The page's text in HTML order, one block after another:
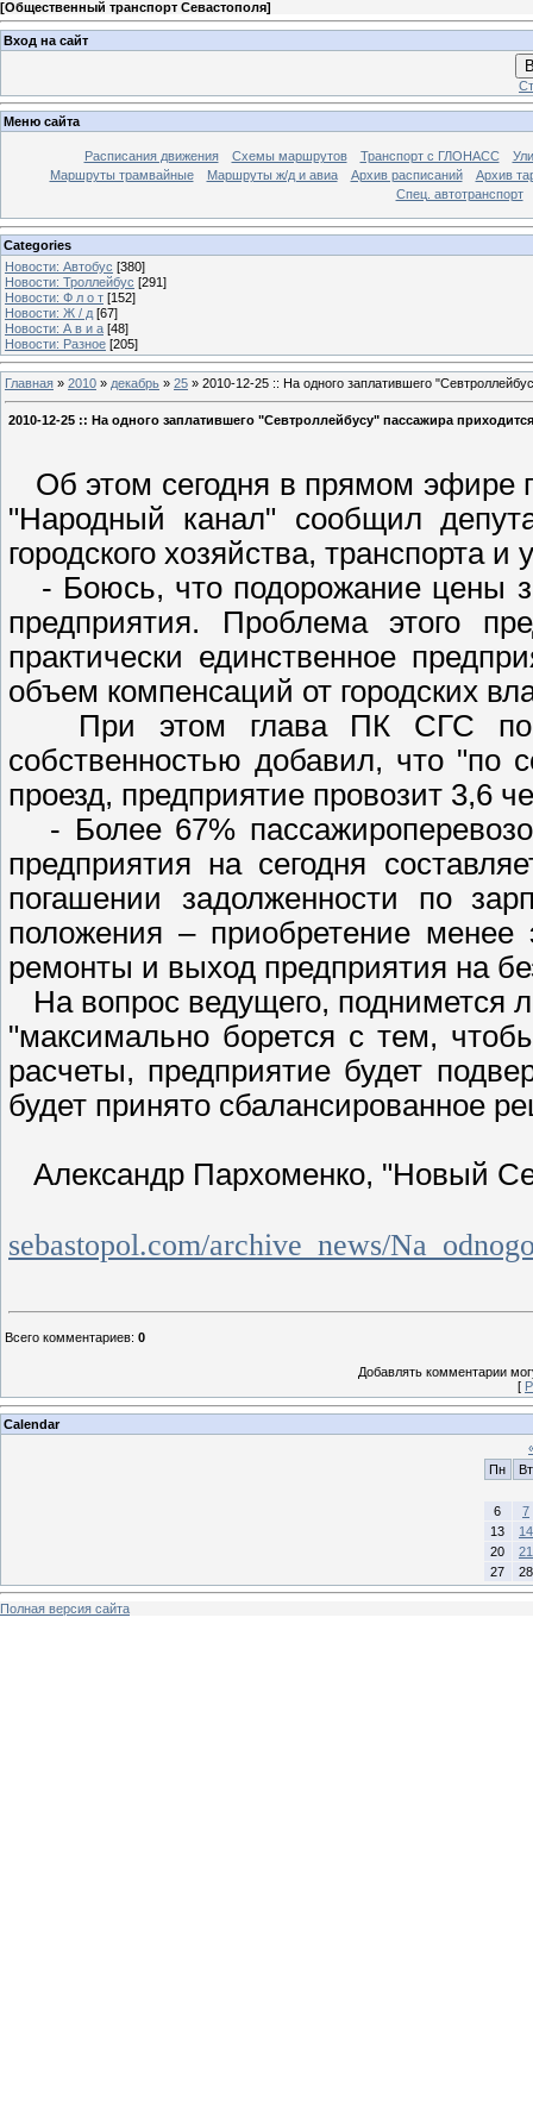
[Общественный транспорт Севастополя]
Вход на сайт
Меню сайта
Расписания движения Схемы маршрутов Транспорт с ГЛОНАСС
Маршруты трамвайные
Маршруты ж/д и авиа Архив расписаний
Архив
Спец. автотранспорт
Categories
Новости: Автобус [380]
Новости: Троллейбус [291]
Новости: Ф л о т [152]
Новости: Ж / д [67]
Новости: А в и а [48]
Новости: Разное [205]
Главная » 2010 » декабрь » 25 » 2010-12-25 :: На одного заплатившего
2010-12-25 :: На одного заплатившего "Севтроллейбусу" пассажира
Об этом сегодня в прямом эфире
"Народный канал" сообщил
городского хозяйства,
- Боюсь, что подорожание цены за
предприятия. Проблема этого
практически единственное
объем компенсаций от городских
При этом глава ПК СГС по
собственностью добавил, что "по
проезд, предприятие провозит 3,6
- Более 67%
предприятия на сегодня
погашении задолженности по
положения – приобретение менее
ремонты и выход предприятия на
На вопрос ведущего, поднимется
"максимально борется с тем,
расчеты, предприятие будет
будет принято сбалансированное
Александр Пархоменко, "Новый
sebastopol.com/archive_news/
Всего комментариев: 0
Добавлять комментарии
[
Calendar
Пн
Вт
6
7
13
14
20
21
27
28
Полная версия сайта